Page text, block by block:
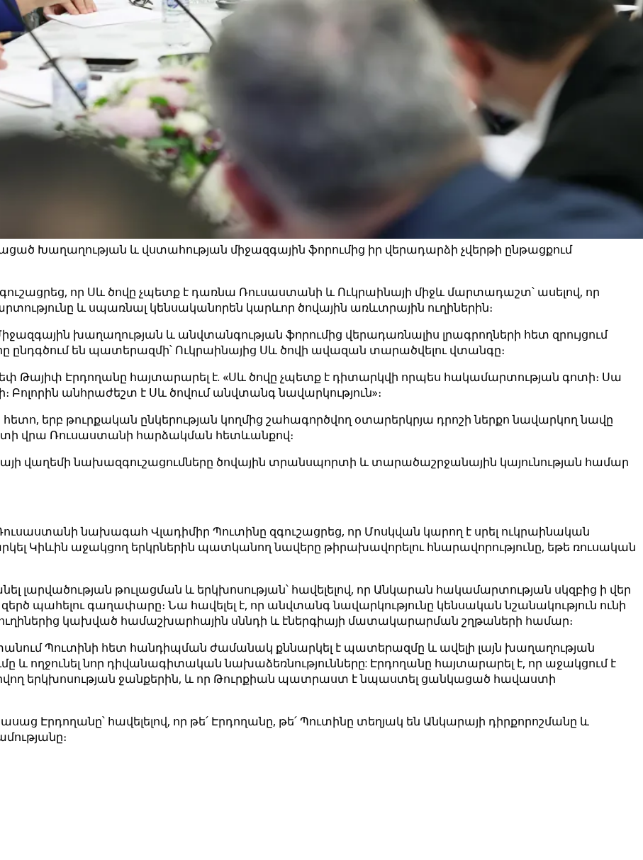
Խաղաղության և վստահության միջազգային ֆորումից իր վերադարձի չվերթի ընթացքում
որ Սև ծովը չպետք է դառնա Ռուսաստանի և Ուկրաինայի միջև մարտադաշտ՝ ասելով, որ
և սպառնալ կենսականորեն կարևոր ծովային առևտրային ուղիներին։
խաղաղության և անվտանգության ֆորումից վերադառնալիս լրագրողների հետ զրույցում
ընդգծում են պատերազմի՝ Ուկրաինայից Սև ծովի ավազան տարածվելու վտանգը։
Թայիփ Էրդողանը հայտարարել է. «Սև ծովը չպետք է դիտարկվի որպես հակամարտության գոտի։ Սա
Բոլորին անհրաժեշտ է Սև ծովում անվտանգ նավարկություն»։
երբ թուրքական ընկերության կողմից շահագործվող օտարերկրյա դրոշի ներքո նավարկող նավը
վրա Ռուսաստանի հարձակման հետևանքով։
վաղեմի նախազգուշացումները ծովային տրանսպորտի և տարածաշրջանային կայունության համար
նախագահ Վլադիմիր Պուտինը զգուշացրեց, որ Մոսկվան կարող է սրել ուկրաինական
Կիևին աջակցող երկրներին պատկանող նավերը թիրախավորելու հնարավորությունը, եթե ռուսական
լարվածության թուլացման և երկխոսության՝ հավելելով, որ Անկարան հակամարտության սկզբից ի վեր
պահելու գաղափարը։ Նա հավելել է, որ անվտանգ նավարկությունը կենսական նշանակություն ունի
կախված համաշխարհային սննդի և էներգիայի մատակարարման շղթաների համար։
Պուտինի հետ հանդիպման ժամանակ քննարկել է պատերազմը և ավելի լայն խաղաղության
և ողջունել նոր դիվանագիտական ​​նախաձեռնությունները: Էրդողանը հայտարարել է, որ աջակցում է
երկխոսության ջանքերին, և որ Թուրքիան պատրաստ է նպաստել ցանկացած հավաստի
Էրդողանը՝ հավելելով, որ թե՛ Էրդողանը, թե՛ Պուտինը տեղյակ են Անկարայի դիրքորոշմանը և